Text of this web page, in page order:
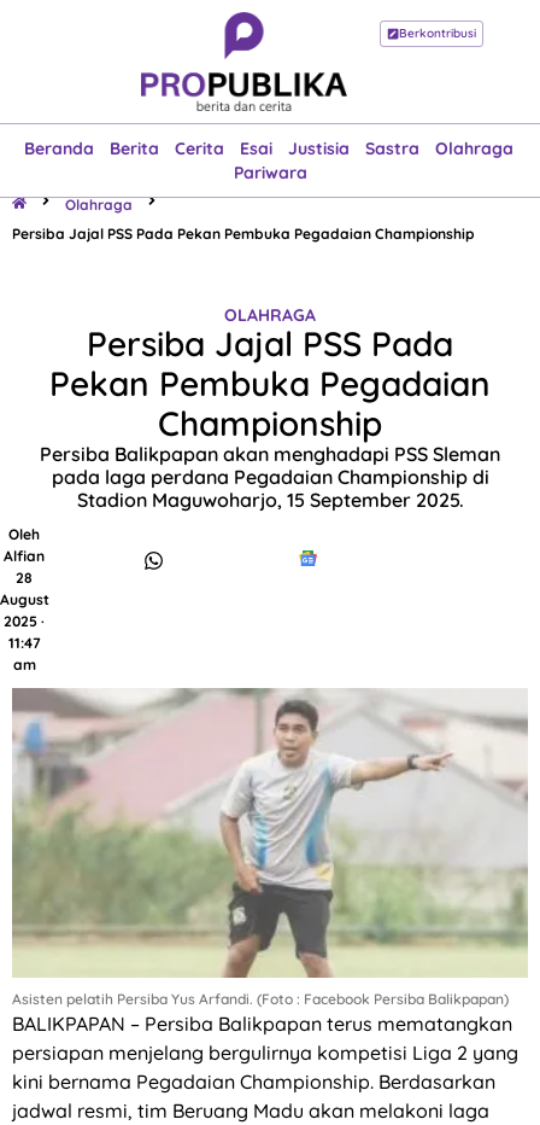
Berkontribusi
Beranda Berita Cerita Esai Justisia Sastra
Olahraga
Pariwara
Beranda
Esai
Justisia
Sastra
Olahraga
Pariwara
Olahraga
Persiba Jajal PSS Pada Pekan Pembuka Pegadaian Championship
OLAHRAGA
Persiba Jajal PSS Pada
Pekan Pembuka Pegadaian
Championship
Persiba Balikpapan akan menghadapi PSS Sleman
pada laga perdana Pegadaian Championship di
Stadion Maguwoharjo, 15 September 2025.
Oleh
Alfian
28
August
2025 ·
11:47
am
Asisten pelatih Persiba Yus Arfandi. (Foto : Facebook Persiba Balikpapan)
BALIKPAPAN – Persiba Balikpapan terus mematangkan
persiapan menjelang bergulirnya kompetisi Liga 2 yang
kini bernama Pegadaian Championship. Berdasarkan
jadwal resmi, tim Beruang Madu akan melakoni laga